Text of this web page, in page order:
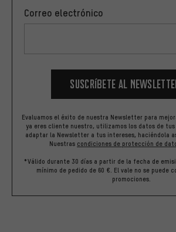
Correo electrónico
Suscríbete al
Evaluamos el éxito de nuestra Newsletter para
ya eres cliente nuestro, utilizamos los datos de
adaptar la Newsletter a tus intereses, haciéndola
Nuestras condiciones de protección de
*Válido durante 30 días a partir de la fecha de
mínimo de pedido de 60 €. El vale no se puede
promociones.